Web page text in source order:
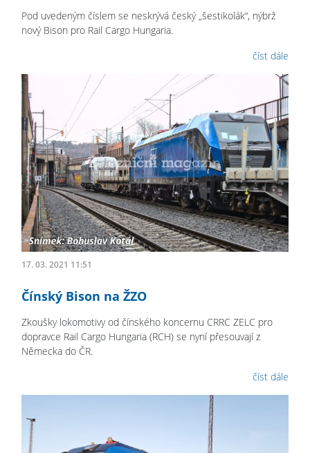
Pod uvedeným číslem se neskrývá český „šestikolák“, nýbrž
nový Bison pro Rail Cargo Hungaria.
číst dále
17. 03. 2021 11:51
Čínský Bison na ŽZO
Zkoušky lokomotivy od čínského koncernu CRRC ZELC pro
dopravce Rail Cargo Hungaria (RCH) se nyní přesouvají z
Německa do ČR.
číst dále